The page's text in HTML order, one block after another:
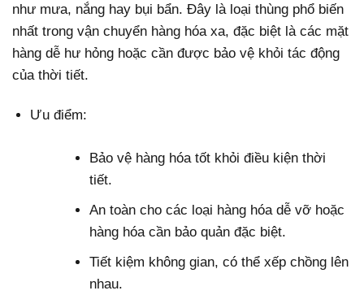
như mưa, nắng hay bụi bẩn. Đây là loại thùng phổ biến
nhất trong vận chuyển hàng hóa xa, đặc biệt là các mặt
hàng dễ hư hỏng hoặc cần được bảo vệ khỏi tác động
của thời tiết.
Ưu điểm:
Bảo vệ hàng hóa tốt khỏi điều kiện thời
tiết.
An toàn cho các loại hàng hóa dễ vỡ hoặc
hàng hóa cần bảo quản đặc biệt.
Tiết kiệm không gian, có thể xếp chồng lên
nhau.